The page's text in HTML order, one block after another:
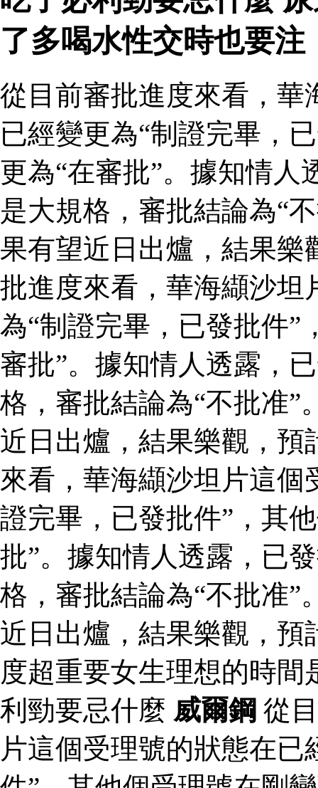
了多喝水性交時也要注
從目前審批進度來看，華
已經變更為“制證完畢，
更為“在審批”。據知情
是大規格，審批結論為“
果有望近日出爐，結果樂
批進度來看，華海纈沙坦
為“制證完畢，已發批件”
審批”。據知情人透露，
格，審批結論為“不批准”
近日出爐，結果樂觀，預
來看，華海纈沙坦片這個
證完畢，已發批件”，其
批”。據知情人透露，已
格，審批結論為“不批准”
近日出爐，結果樂觀，
度超重要女生理想的時
利勁要忌什麼 威爾鋼 從
片這個受理號的狀態在